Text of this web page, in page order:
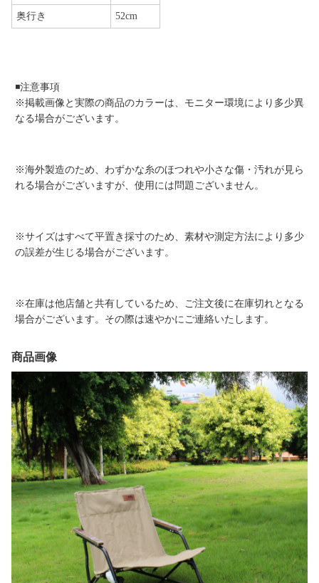
奥行き 52cm
◾️注意事項
※掲載画像と実際の商品のカラーは、モニター環境により多少異
なる場合がございます。
※海外製造のため、わずかな糸のほつれや小さな傷・汚れが見ら
れる場合がございますが、使用には問題ございません。
※サイズはすべて平置き採寸のため、素材や測定方法により多少
の誤差が生じる場合がございます。
※在庫は他店舗と共有しているため、ご注文後に在庫切れとなる
場合がございます。その際は速やかにご連絡いたします。
商品画像